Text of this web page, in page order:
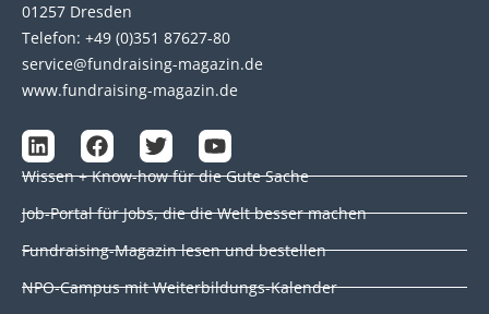
01257 Dresden
Telefon: +49 (0)351 87627-80
service@fundraising-magazin.de
www.fundraising-magazin.de
L
i
n
k
e
d
n
F
a
c
e
b
o
k
T
w
i
t
e
Y
o
u
t
u
b
Wissen + Know-how für die Gute Sache
Job-Portal für Jobs, die die Welt besser machen
Fundraising-Magazin lesen und bestellen
NPO-Campus mit Weiterbildungs-Kalender